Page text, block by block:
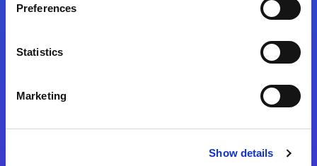
Preferences
Statistics
Marketing
Show details